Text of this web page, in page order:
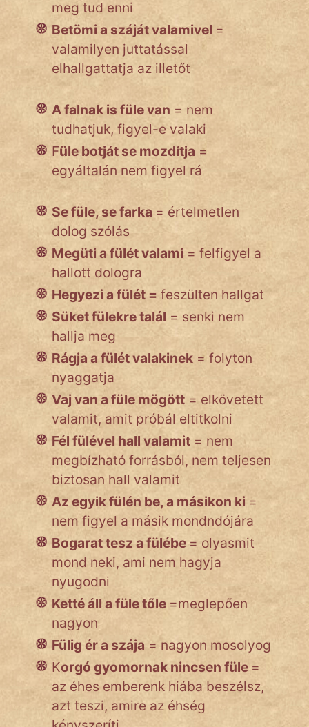
meg tud enni
Betömi a száját valamivel =
valamilyen juttatással
elhallgattatja az illetőt
A falnak is füle van = nem
tudhatjuk, figyel-e valaki
Füle botját se mozdítja =
egyáltalán nem figyel rá
Se füle, se farka = értelmetlen
dolog szólás
Megüti a fülét valami = felfigyel a
hallott dologra
Hegyezi a fülét = feszülten hallgat
Süket fülekre talál = senki nem
hallja meg
Rágja a fülét valakinek = folyton
nyaggatja
Vaj van a füle mögött = elkövetett
valamit, amit próbál eltitkolni
Fél fülével hall valamit = nem
megbízható forrásból, nem teljesen
biztosan hall valamit
Az egyik fülén be, a másikon ki =
nem figyel a másik mondndójára
Bogarat tesz a fülébe= olyasmit
mond neki, ami nem hagyja
nyugodni
Ketté áll a füle tőle =meglepően
nagyon
Fülig ér a szája= nagyon mosolyog
Korgó gyomornak nincsen füle =
az éhes emberenk hiába beszélsz,
azt teszi, amire az éhség